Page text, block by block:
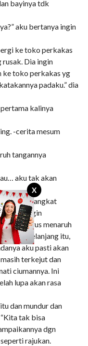
X
bayinya tdk
aku bertanya ingin
ke toko perkakas
Dia ingin
ke toko perkakas yg
padaku.” dia
kalinya
-cerita mesum
tangannya
aku tak akan
mengangkat
Aku ingin
aku harus menaruh
telanjang itu,
aku pasti akan
terkejut dan
ciumannya. Ini
lupa akan rasa
dan mundur dan
tak bisa
dgn
rajukan.